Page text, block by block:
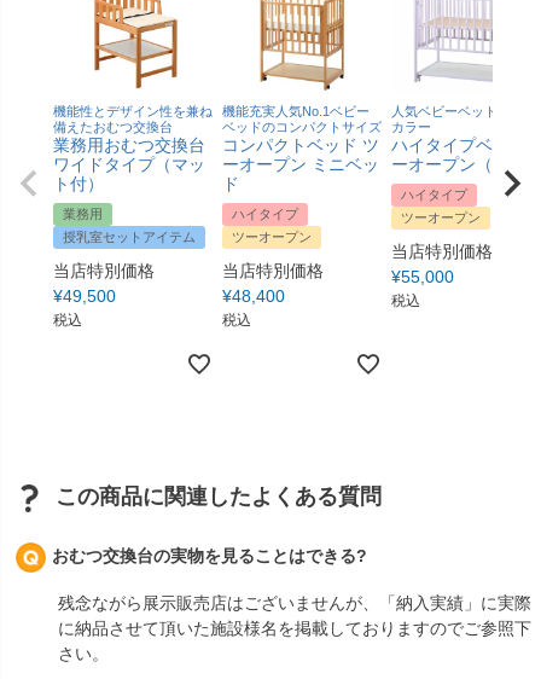
機能性とデザイン性を兼ね
備えたおむつ交換台
業務用おむつ交換台
ワイドタイプ（マッ
ト付）
業務用
授乳室セットアイテム
当店特別価格
¥49,500
税込
機能充実人気No.1ベビー
ベッドのコンパクトサイズ
コンパクトベッド ツ
ーオープン ミニベッ
ド
ハイタイプ
ツーオープン
当店特別価格
¥48,400
税込
人気ベビーベッドの個性
カラー
ハイタイプベッド
ーオープン（新色
ハイタイプ
ツーオープン
当店特別価格
¥55,000
税込
この商品に関連したよくある質問
おむつ交換台の実物を見ることはできる?
残念ながら展示販売店はございませんが、「納入実績」に実際
に納品させて頂いた施設様名を掲載しておりますのでご参照下
さい。